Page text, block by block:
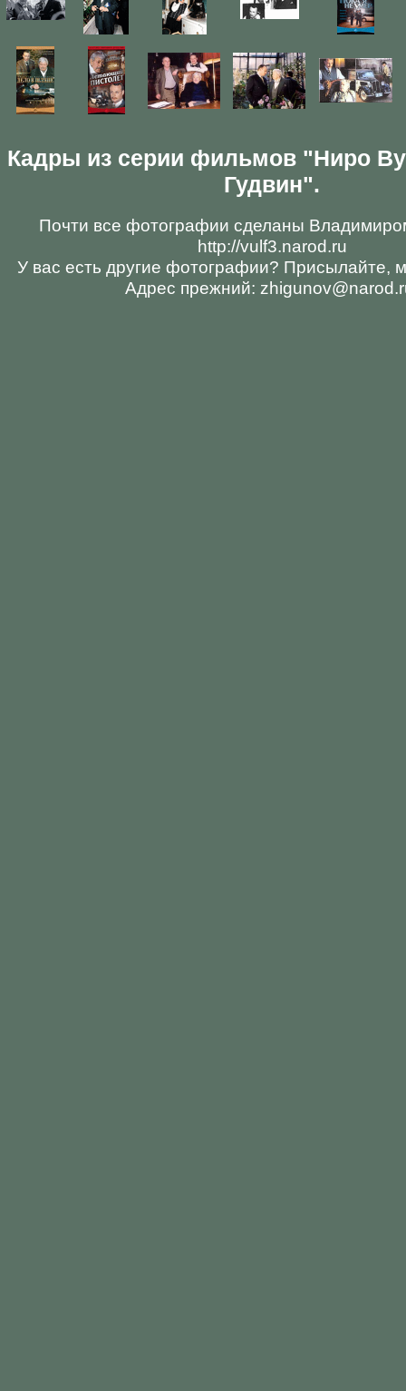
Кадры из серии фильмов "Ниро
Гудвин".
Почти все фотографии сделаны
http://vulf3.narod.ru
У вас есть другие фотографии? Присылайте,
Адрес прежний: